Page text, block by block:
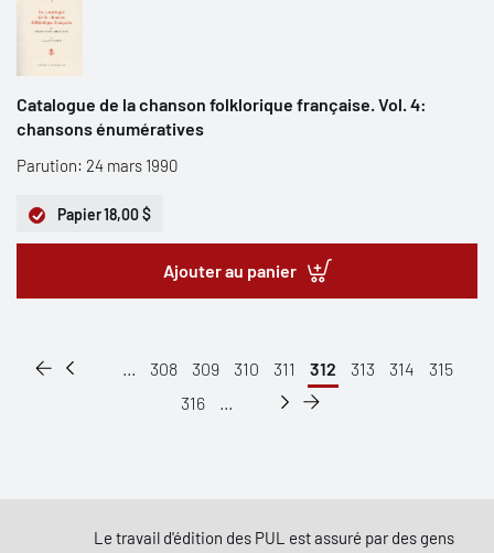
Catalogue de la chanson folklorique française. Vol. 4:
chansons énumératives
Parution: 24 mars 1990
Papier18,00 $
Ajouter au panier
... 308 309 310 311 312 313 314
315
316
...
Le travail d'édition des PUL est assuré par des gens